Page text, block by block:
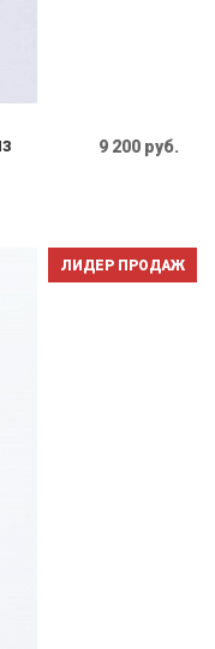
9 200 руб.
ЛИДЕР ПРОДАЖ